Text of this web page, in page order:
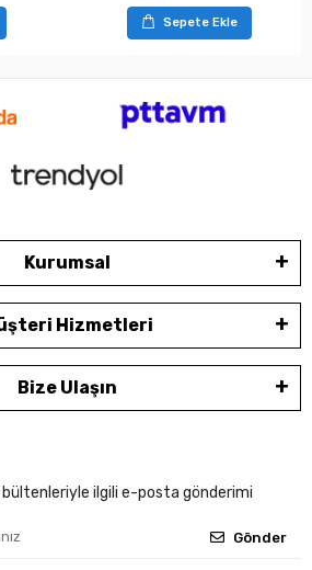
Sepete Ekle
Kurumsal
Hizmetleri
Bize Ulaşın
ilgili e-posta gönderimi
Gönder